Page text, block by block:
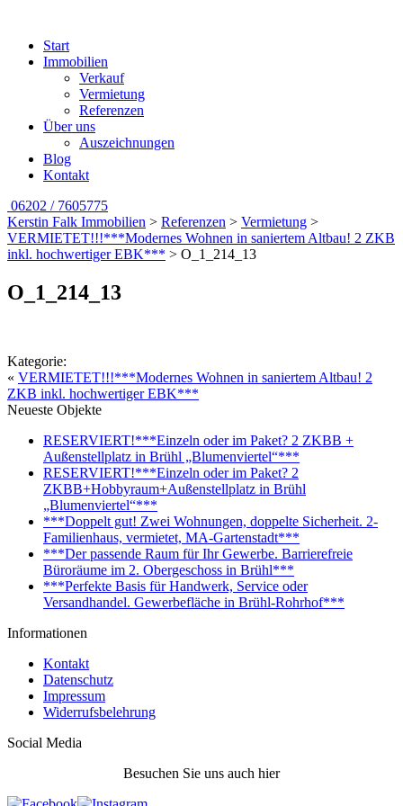
Start
Immobilien
Verkauf
Vermietung
Referenzen
Über uns
Auszeichnungen
Blog
Kontakt
06202 / 7605775
Kerstin Falk Immobilien > Referenzen > Vermietung >
VERMIETET!!!***Modernes Wohnen in saniertem Altbau! 2 ZKB
inkl. hochwertiger EBK*** > O_1_214_13
O_1_214_13
Kategorie:
« VERMIETET!!!***Modernes Wohnen in saniertem Altbau! 2
ZKB inkl. hochwertiger EBK***
Neueste Objekte
RESERVIERT!***Einzeln oder im Paket? 2 ZKBB +
Außenstellplatz in Brühl „Blumenviertel“***
RESERVIERT!***Einzeln oder im Paket? 2
ZKBB+Hobbyraum+Außenstellplatz in Brühl
„Blumenviertel“***
***Doppelt gut! Zwei Wohnungen, doppelte Sicherheit. 2-
Familienhaus, vermietet, MA-Gartenstadt***
***Der passende Raum für Ihr Gewerbe. Barrierefreie
Büroräume im 2. Obergeschoss in Brühl***
***Perfekte Basis für Handwerk, Service oder
Versandhandel. Gewerbefläche in Brühl-Rohrhof***
Informationen
Kontakt
Datenschutz
Impressum
Widerrufsbelehrung
Social Media
Besuchen Sie uns auch hier